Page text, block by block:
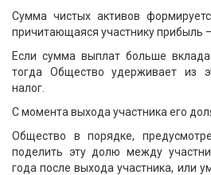
Сумма чистых активов
причитающаяся участнику прибыль
Если сумма выплат больше
тогда Общество удерживает из
налог.
С момента выхода участника его
Общество в порядке,
поделить эту долю между
года после выхода участника, или